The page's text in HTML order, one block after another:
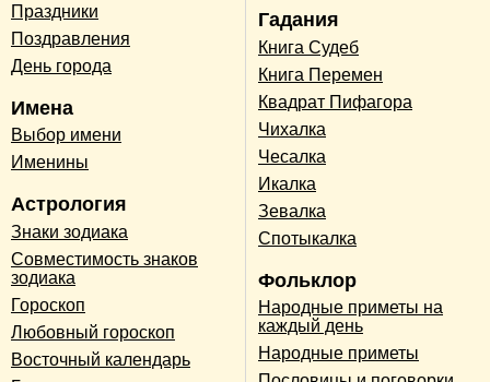
Праздники
Поздравления
День города
Имена
Выбор имени
Именины
Астрология
Знаки зодиака
Совместимость знаков
зодиака
Гороскоп
Любовный гороскоп
Восточный календарь
Гадания
Книга Судеб
Книга Перемен
Квадрат Пифагора
Чихалка
Чесалка
Икалка
Зевалка
Спотыкалка
Фольклор
Народные приметы на
каждый день
Народные приметы